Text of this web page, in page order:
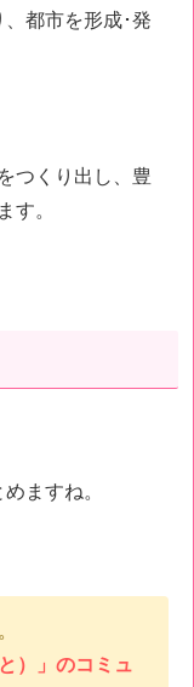
、都市を形成･発
つくり出し、豊
す。
ますね。
）」のコミュ